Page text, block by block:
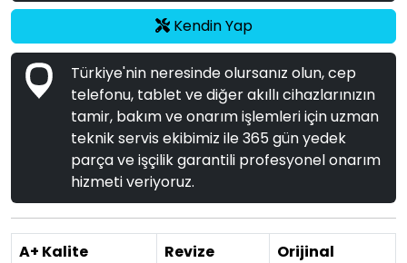
Kendin Yap
Türkiye'nin neresinde olursanız olun, cep
telefonu, tablet ve diğer akıllı cihazlarınızın
tamir, bakım ve onarım işlemleri için uzman
teknik servis ekibimiz ile 365 gün yedek
parça ve işçilik garantili profesyonel onarım
hizmeti veriyoruz.
A+ Kalite Revize Orijinal